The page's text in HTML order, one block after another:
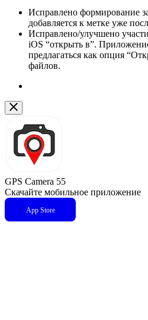
Исправлено формирование
добавляется к метке уже
Исправлено/улучшено
iOS “открыть в”.
предлагаться как опция
файлов.
GPS Camera 55
Скачайте мобильное приложение
App Store